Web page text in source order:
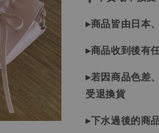
▸商品皆由日本
▸商品收到後有
▸若因商品色差
受退換貨
▸下水過後的商